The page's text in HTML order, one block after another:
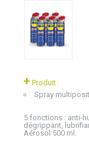
+ Produit :
Spray
5 fonctions : anti-
dégrippant,
Aérosol 500 ml.